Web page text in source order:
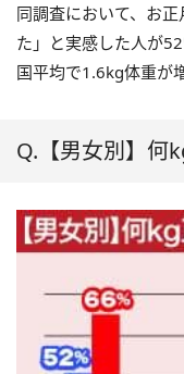
同調査において、お
た」と実感した人が
国平均で1.6kg体重が
Q.【男女別】何